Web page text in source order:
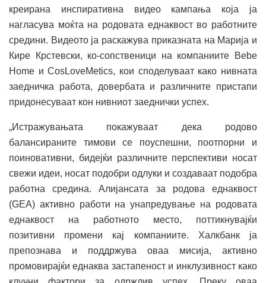
креирана инспиративна видео кампања која ја
нагласува моќта на родовата еднаквост во работните
средини. Видеото ја раскажува приказната на Марија и
Кире Крстевски, ко-сопственици на компаниите Bebe
Home и CosLoveMetics, кои споделуваат како нивната
заедничка работа, довербата и различните пристапи
придонесуваат кон нивниот заеднички успех.
„Истражувањата покажуваат дека родово
балансираните тимови се поуспешни, поотпорни и
поиновативни, бидејќи различните перспективи носат
свежи идеи, носат подобри одлуки и создаваат подобра
работна средина. Алијансата за родова еднаквост
(GEA) активно работи на унапредување на родовата
еднаквост на работното место, поттикнувајќи
позитивни промени кај компаниите. Халкбанк ја
препознава и поддржува оваа мисија, активно
промовирајќи еднаква застапеност и инклузивност како